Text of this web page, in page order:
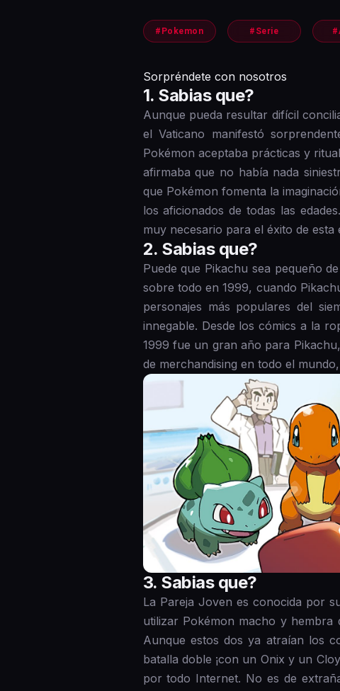
#Pokemon #Serie
Sorpréndete con nosotros
1 . Sabias que?
Aunque pueda resultar difícil
el Vaticano manifestó
Pokémon aceptaba prácticas y
afirmaba que no había nada
que Pokémon fomenta la
los aficionados de todas las
muy necesario para el éxito de
2 . Sabias que?
Puede que Pikachu sea pequeño
sobre todo en 1999, cuando
personajes más populares del
innegable. Desde los cómics a la
1999 fue un gran año para
de merchandising en todo el
3 . Sabias que?
La Pareja Joven es conocida por
utilizar Pokémon macho y hembra
Aunque estos dos ya atraían los
batalla doble ¡con un Onix y un
por todo Internet. No es de